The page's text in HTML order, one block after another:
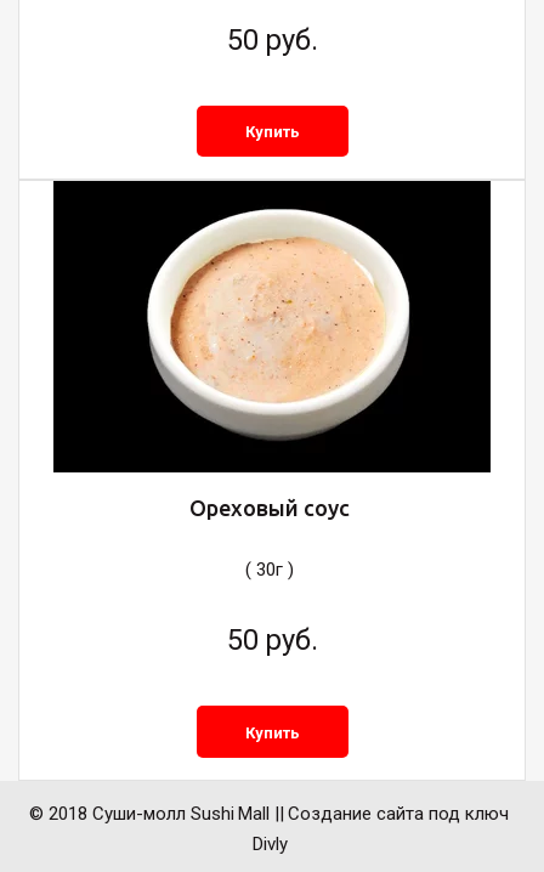
50 руб.
Купить
Ореховый соус
( 30г )
50 руб.
Купить
© 2018 Суши-молл Sushi Mall || Создание сайта под ключ
Divly